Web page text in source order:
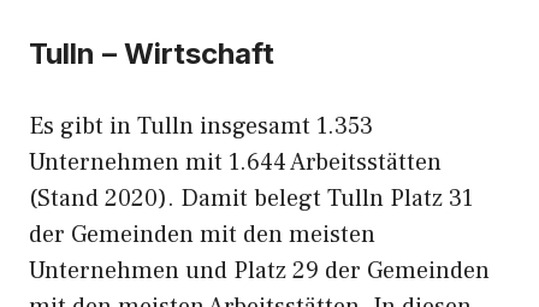
Tulln – Wirtschaft
Es gibt in Tulln insgesamt 1.353
Unternehmen mit 1.644 Arbeitsstätten
(Stand 2020). Damit belegt Tulln Platz 31
der Gemeinden mit den meisten
Unternehmen und Platz 29 der Gemeinden